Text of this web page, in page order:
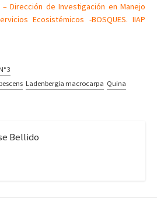
Dirección de Investigación en Manejo
Ecosistémicos -BOSQUES. IIAP
3
Ladenbergia macrocarpa Quina
Bellido